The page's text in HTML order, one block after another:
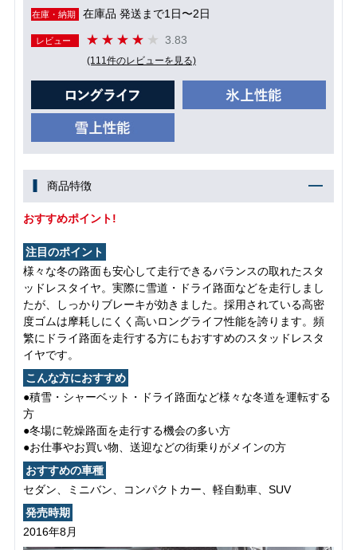
在庫・納期 在庫品 発送まで1日〜2日
レビュー 3.83
(111件のレビューを見る)
商品特徴
おすすめポイント!
注目のポイント
様々な冬の路面も安心して走行できるバランスの取れたスタ
ッドレスタイヤ。実際に雪道・ドライ路面などを走行しまし
たが、しっかりブレーキが効きました。採用されている高密
度ゴムは摩耗しにくく高いロングライフ性能を誇ります。頻
繁にドライ路面を走行する方にもおすすめのスタッドレスタ
イヤです。
こんな方におすすめ
●積雪・シャーベット・ドライ路面など様々な冬道を運転する
方
●冬場に乾燥路面を走行する機会の多い方
●お仕事やお買い物、送迎などの街乗りがメインの方
おすすめの車種
セダン、ミニバン、コンパクトカー、軽自動車、SUV
発売時期
2016年8月